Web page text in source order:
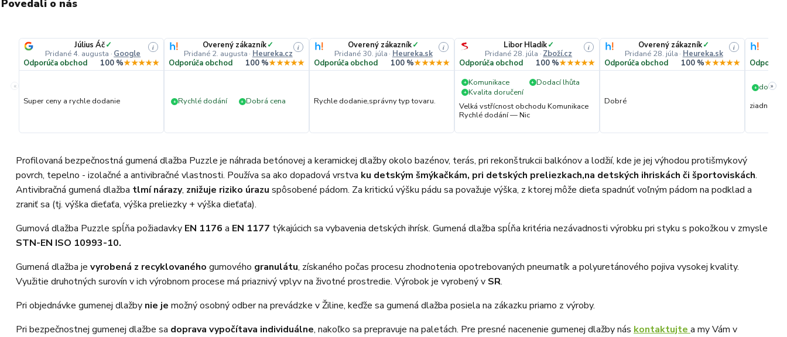
Povedali o nás
«
Július Áč✓
Pridané 4. augusta · Google
i
Odporúča obchod 100 %★★★★★
Super ceny a rychle dodanie
Overený zákazník✓
Pridané 2. augusta · Heureka.cz
i
Odporúča obchod 100 %★★★★★
+ Rychlé dodání + Dobrá cena
Overený zákazník✓
Pridané 30. júla · Heureka.sk
i
Odporúča obchod 100 %★★★★★
Rychle dodanie,správny typ tovaru.
Libor Hladík✓
Pridané 28. júla · Zboží.cz
i
Odporúča obchod 100 %★★★★★
+ Komunikace + Dodací lhůta
+ Kvalita doručení
Velká vstřícnost obchodu Komunikace
Rychlé dodání — Nic
Overený zákazník✓
Pridané 28. júla · Heureka.sk
i
Odporúča obchod 100 %★★★★★
Dobré
+
ziadna
»
Profilovaná bezpečnostná gumená dlažba Puzzle je náhrada betónovej a keramickej dlažby okolo bazénov, terás, pri rekonštrukcii balkónov a lodžií, kde je jej výhodou protišmykový
povrch, tepelno - izolačné a antivibračné vlastnosti. Používa sa ako dopadová vrstva ku detským šmýkačkám, pri detských preliezkach,na detských ihriskách či športoviskách.
Antivibračná gumená dlažba tlmí nárazy, znižuje riziko úrazu spôsobené pádom. Za kritickú výšku pádu sa považuje výška, z ktorej môže dieťa spadnúť voľným pádom na podklad a
zraniť sa (tj. výška dieťaťa, výška preliezky + výška dieťaťa).
Gumová dlažba Puzzle spĺňa požiadavky EN 1176 a EN 1177 týkajúcich sa vybavenia detských ihrísk. Gumená dlažba spĺňa kritéria nezávadnosti výrobku pri styku s pokožkou v zmysle
STN-EN ISO 10993-10.
Gumená dlažba je vyrobená z recyklovaného gumového granulátu, získaného počas procesu zhodnotenia opotrebovaných pneumatík a polyuretánového pojiva vysokej kvality.
Využitie druhotných surovín v ich výrobnom procese má priaznivý vplyv na životné prostredie. Výrobok je vyrobený v SR.
Pri objednávke gumenej dlažby nie je možný osobný odber na prevádzke v Žiline, keďže sa gumená dlažba posiela na zákazku priamo z výroby.
Pri bezpečnostnej gumenej dlažbe sa doprava vypočítava individuálne, nakoľko sa prepravuje na paletách. Pre presné nacenenie gumenej dlažby nás kontaktujte a my Vám v